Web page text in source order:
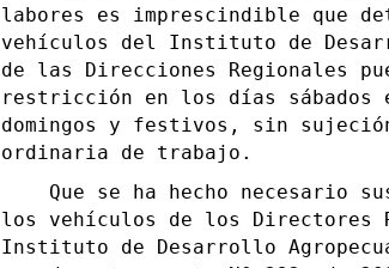
labores es imprescindible que
vehículos del Instituto de
de las Direcciones Regionales
restricción en los días sábados
domingos y festivos, sin
ordinaria de trabajo.
Que se ha hecho necesario
los vehículos de los Directores
Instituto de Desarrollo